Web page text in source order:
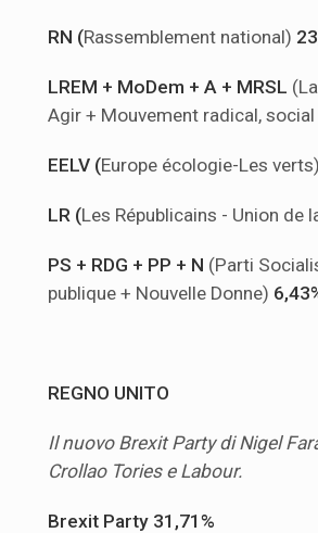
RN (Rassemblement national)
LREM + MoDem + A + MRSL
Agir + Mouvement radical,
EELV (Europe écologie-Les verts)
LR (Les Républicains - Union de
PS + RDG + PP + N (Parti
publique + Nouvelle Donne)
REGNO UNITO
Il nuovo Brexit Party di Nigel
Crollao Tories e Labour.
Brexit Party 31,71%